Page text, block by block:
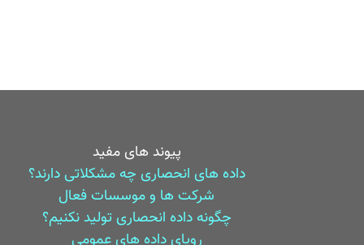
پیوند های مفید
داده های انحصاری چه مشکلاتی دارند؟
شرکت ها و موسسات فعال
چگونه داده انحصاری تولید نکنیم؟
رویای داده های عمومی